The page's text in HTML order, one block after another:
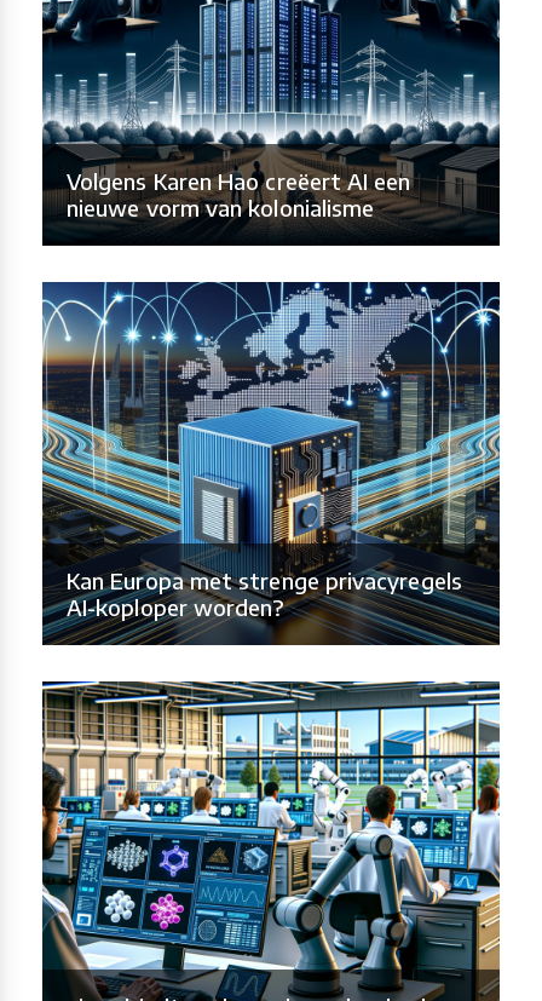
Volgens Karen Hao creëert AI een
nieuwe vorm van kolonialisme
Kan Europa met strenge privacyregels
AI-koploper worden?